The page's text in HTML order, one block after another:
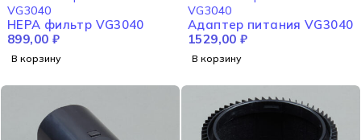
VG3040
HEPA фильтр VG3040
899,00 ₽
В корзину
VG3040
Адаптер питания VG3040
1529,00 ₽
В корзину